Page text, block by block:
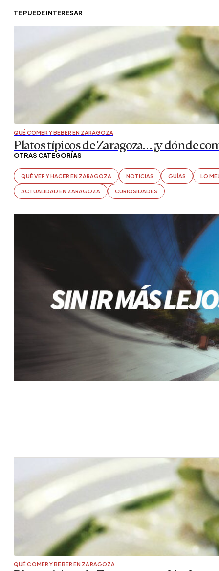
TE PUEDE INTERESAR
QUÉ COMER Y BEBER EN ZARAGOZA
Platos típicos de Zaragoza… ¡y dónde
OTRAS CATEGORÍAS
QUÉ VER Y HACER EN ZARAGOZA NOTICIAS GUÍAS LO
ACTUALIDAD EN ZARAGOZA CURIOSIDADES
QUÉ COMER Y BEBER EN ZARAGOZA